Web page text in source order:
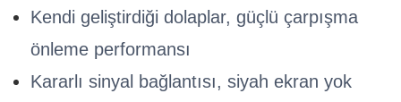
Kendi geliştirdiği dolaplar, güçlü çarpışma
önleme performansı
Kararlı sinyal bağlantısı, siyah ekran yok